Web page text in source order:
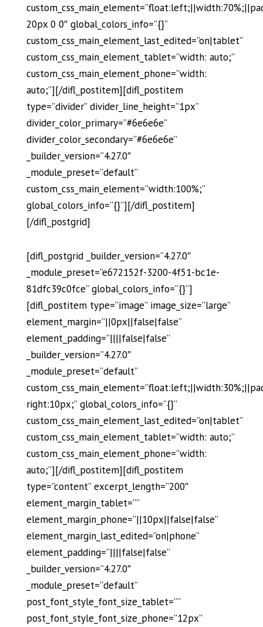
20px 0 0″ global_colors_info=”{}”
custom_css_main_element_last_edited=”on|tablet”
custom_css_main_element_tablet=”width: auto;”
custom_css_main_element_phone=”width:
auto;”][/difl_postitem][difl_postitem
type=”divider” divider_line_height=”1px”
divider_color_primary=”#6e6e6e”
divider_color_secondary=”#6e6e6e”
_builder_version=”4.27.0″
_module_preset=”default”
custom_css_main_element=”width:100%;”
global_colors_info=”{}”][/difl_postitem]
[/difl_postgrid]
[difl_postgrid _builder_version=”4.27.0″
_module_preset=”e672152f-3200-4f51-bc1e-
81dfc39c0fce” global_colors_info=”{}”]
[difl_postitem type=”image” image_size=”large”
element_margin=”||0px||false|false”
element_padding=”||||false|false”
_builder_version=”4.27.0″
_module_preset=”default”
right:10px;” global_colors_info=”{}”
custom_css_main_element_last_edited=”on|tablet”
custom_css_main_element_tablet=”width: auto;”
custom_css_main_element_phone=”width:
auto;”][/difl_postitem][difl_postitem
type=”content” excerpt_length=”200″
element_margin_tablet=””
element_margin_phone=”||10px||false|false”
element_margin_last_edited=”on|phone”
element_padding=”||||false|false”
_builder_version=”4.27.0″
_module_preset=”default”
post_font_style_font_size_tablet=””
post_font_style_font_size_phone=”12px”